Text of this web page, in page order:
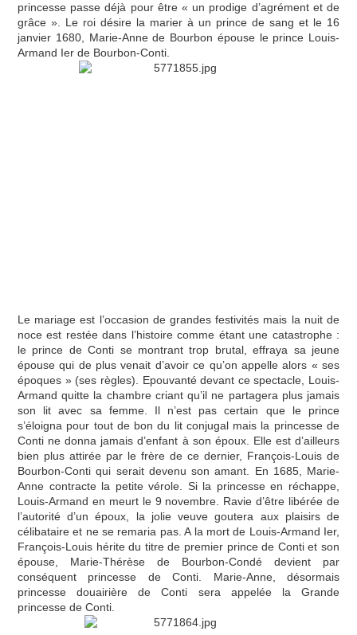
princesse passe déjà pour être « un prodige d’agrément et de
grâce ». Le roi désire la marier à un prince de sang et le 16
janvier 1680, Marie-Anne de Bourbon épouse le prince Louis-
Armand Ier de Bourbon-Conti.
Le mariage est l’occasion de grandes festivités mais la nuit de
noce est restée dans l’histoire comme étant une catastrophe :
le prince de Conti se montrant trop brutal, effraya sa jeune
épouse qui de plus venait d’avoir ce qu’on appelle alors « ses
époques » (ses règles). Epouvanté devant ce spectacle, Louis-
Armand quitte la chambre criant qu’il ne partagera plus jamais
son lit avec sa femme. Il n’est pas certain que le prince
s’éloigna pour tout de bon du lit conjugal mais la princesse de
Conti ne donna jamais d’enfant à son époux. Elle est d’ailleurs
bien plus attirée par le frère de ce dernier, François-Louis de
Bourbon-Conti qui serait devenu son amant. En 1685, Marie-
Anne contracte la petite vérole. Si la princesse en réchappe,
Louis-Armand en meurt le 9 novembre. Ravie d’être libérée de
l’autorité d’un époux, la jolie veuve goutera aux plaisirs de
célibataire et ne se remaria pas. A la mort de Louis-Armand Ier,
François-Louis hérite du titre de premier prince de Conti et son
épouse, Marie-Thérèse de Bourbon-Condé devient par
conséquent princesse de Conti. Marie-Anne, désormais
princesse douairière de Conti sera appelée la Grande
princesse de Conti.